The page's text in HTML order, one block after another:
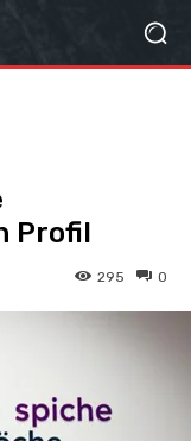
Profil
0
295